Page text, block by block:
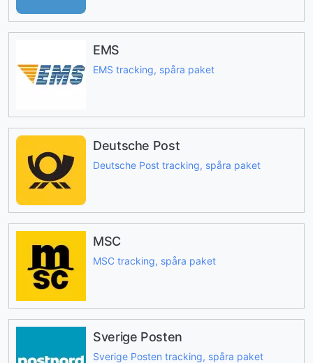
EMS
EMS tracking, spåra paket
Deutsche Post
Deutsche Post tracking, spåra paket
MSC
MSC tracking, spåra paket
Sverige Posten
Sverige Posten tracking, spåra paket